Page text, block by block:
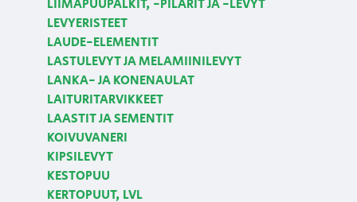
LIIMAPUUPALKIT, -PILARIT JA -LEVYT
LEVYERISTEET
LAUDE-ELEMENTIT
LASTULEVYT JA MELAMIINILEVYT
LANKA- JA KONENAULAT
LAITURITARVIKKEET
LAASTIT JA SEMENTIT
KOIVUVANERI
KIPSILEVYT
KESTOPUU
KERTOPUUT, LVL